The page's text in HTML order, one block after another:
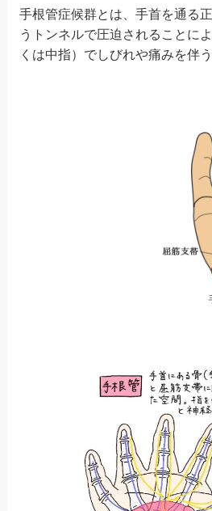
手根管症候群とは、手首を通る
うトンネルで圧迫されることに
くは中指）でしびれや痛みを伴う